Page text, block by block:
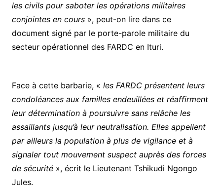
les civils pour saboter les opérations militaires
conjointes en cours », peut-on lire dans ce
document signé par le porte-parole militaire du
secteur opérationnel des FARDC en Ituri.
Face à cette barbarie, « les FARDC présentent leurs
condoléances aux familles endeuillées et réaffirment
leur détermination à poursuivre sans relâche les
assaillants jusqu’à leur neutralisation. Elles appellent
par ailleurs la population à plus de vigilance et à
signaler tout mouvement suspect auprès des forces
de sécurité», écrit le Lieutenant Tshikudi Ngongo
Jules.